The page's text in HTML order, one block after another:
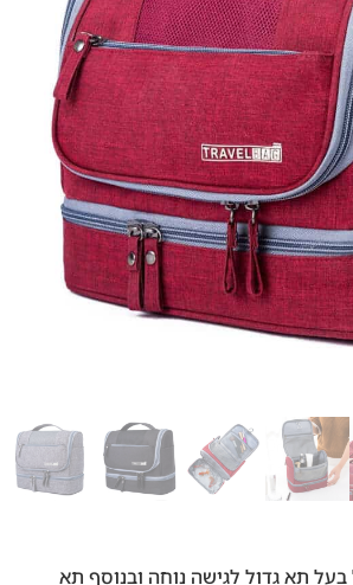
תא גדול לגישה נוחה ובנוסף תא